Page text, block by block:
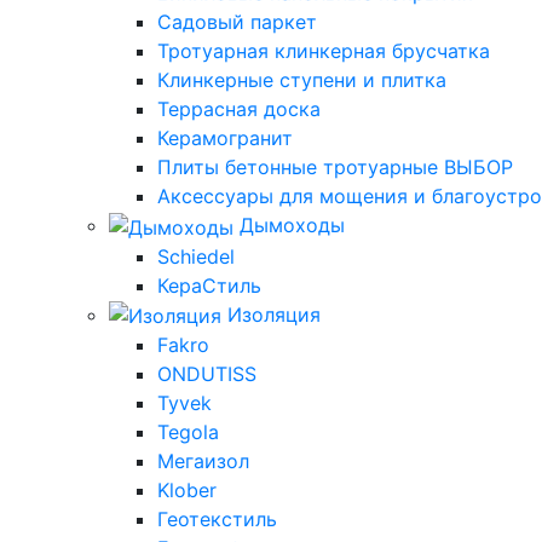
Садовый паркет
Тротуарная клинкерная брусчатка
Клинкерные ступени и плитка
Террасная доска
Керамогранит
Плиты бетонные тротуарные ВЫБОР
Аксессуары для мощения и
Дымоходы
Schiedel
КераСтиль
Изоляция
Fakro
ONDUTISS
Tyvek
Tegola
Мегаизол
Klober
Геотекстиль